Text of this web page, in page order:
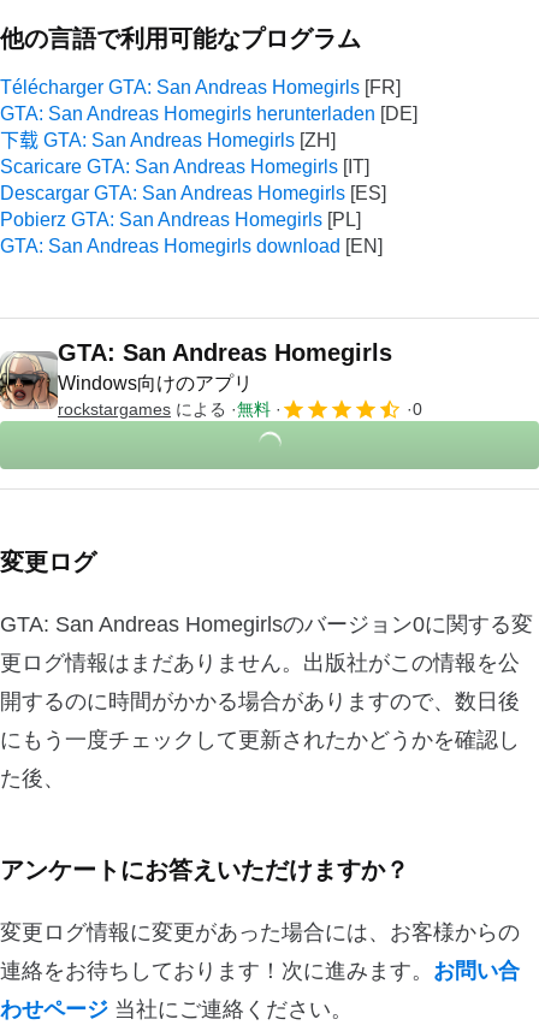
他の言語で利用可能なプログラム
Télécharger GTA: San Andreas Homegirls
GTA: San Andreas Homegirls herunterladen
下载 GTA: San Andreas Homegirls
Scaricare GTA: San Andreas Homegirls
Descargar GTA: San Andreas Homegirls
Pobierz GTA: San Andreas Homegirls
GTA: San Andreas Homegirls download
GTA: San Andreas Homegirls
Windows向けのアプリ
rockstargames による 無料 0
変更ログ
GTA: San Andreas Homegirlsのバージョン0に関する変
更ログ情報はまだありません。出版社がこの情報を公
開するのに時間がかかる場合がありますので、数日後
にもう一度チェックして更新されたかどうかを確認し
た後、
アンケートにお答えいただけますか？
変更ログ情報に変更があった場合には、お客様からの
連絡をお待ちしております！次に進みます。 お問い合
わせページ 当社にご連絡ください。